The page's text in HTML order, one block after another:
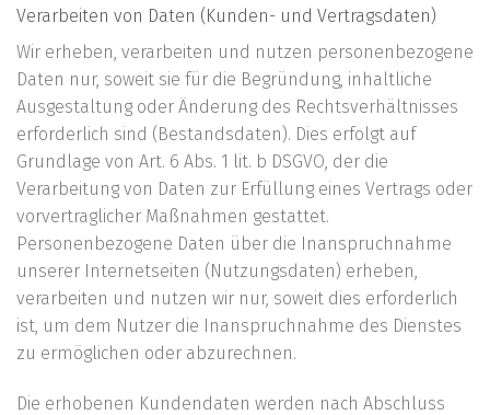
Verarbeiten von Daten (Kunden- und Vertragsdaten)
Wir erheben, verarbeiten und nutzen personenbezogene
Daten nur, soweit sie für die Begründung, inhaltliche
Ausgestaltung oder Änderung des Rechtsverhältnisses
erforderlich sind (Bestandsdaten). Dies erfolgt auf
Grundlage von Art. 6 Abs. 1 lit. b DSGVO, der die
Verarbeitung von Daten zur Erfüllung eines Vertrags oder
vorvertraglicher Maßnahmen gestattet.
Personenbezogene Daten über die Inanspruchnahme
unserer Internetseiten (Nutzungsdaten) erheben,
verarbeiten und nutzen wir nur, soweit dies erforderlich
ist, um dem Nutzer die Inanspruchnahme des Dienstes
zu ermöglichen oder abzurechnen.
Die erhobenen Kundendaten werden nach Abschluss